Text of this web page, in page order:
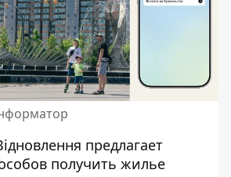
предлагает
получить жилье